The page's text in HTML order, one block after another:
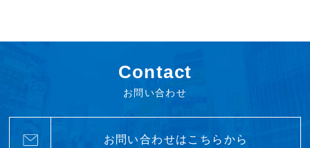
Contact
お問い合わせ
お問い合わせはこちらから